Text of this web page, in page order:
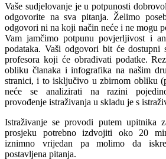
Vaše sudjelovanje je u potpunosti
odgovorite na sva pitanja. Želimo
odgovori ni na koji način neće i ne mogu
Vam jamčimo potpunu povjerljivost i
podataka. Vaši odgovori bit će dostupni
profesora koji će obrađivati podatke.
obliku članaka i infografika na našim
stranici, i to isključivo u zbirnom obliku
neće se analizirati na razini
provođenje istraživanja u skladu je s
Istraživanje se provodi putem upitnika
prosjeku potrebno izdvojiti oko 20
iznimno vrijedan pa molimo da
postavljena pitanja.